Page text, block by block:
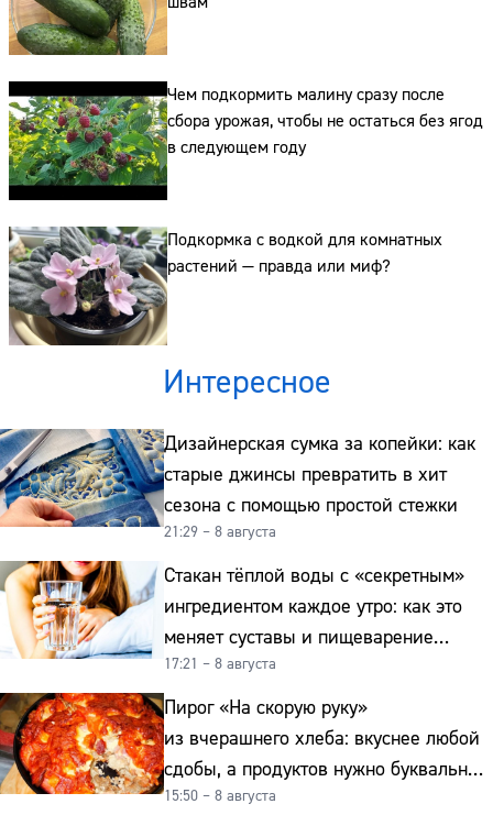
Чем подкормить малину сразу после
сбора урожая, чтобы не остаться без ягод
в следующем году
Подкормка с водкой для комнатных
растений — правда или миф?
Интересное
Дизайнерская сумка за копейки: как
старые джинсы превратить в хит
сезона с помощью простой стежки
21:29 – 8 августа
Стакан тёплой воды с «секретным»
ингредиентом каждое утро: как это
меняет суставы и пищеварение
после 50
17:21 – 8 августа
Пирог «На скорую руку»
из вчерашнего хлеба: вкуснее любой
сдобы, а продуктов нужно буквально
копейки
15:50 – 8 августа
Адрес:
Телефон: